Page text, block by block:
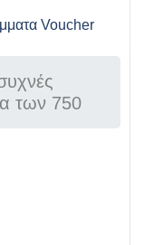
Voucher
των 750